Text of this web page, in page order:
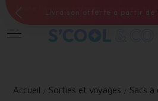
Livraison offerte à partir de
Accueil Sorties et voyages Sacs à